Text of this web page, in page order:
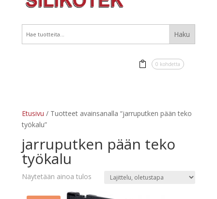
0 kohdetta
Etusivu / Tuotteet avainsanalla “jarruputken pään teko
työkalu”
jarruputken pään teko
työkalu
Näytetään ainoa tulos